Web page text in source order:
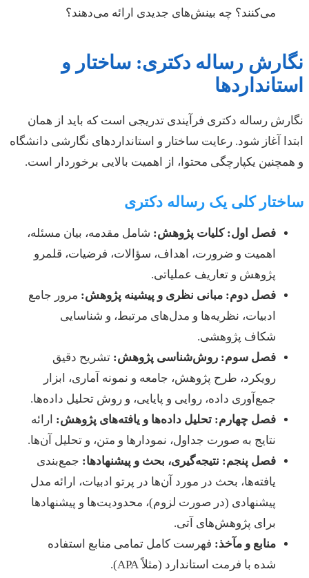
می‌کنند؟ چه بینش‌های جدیدی ارائه می‌دهند؟
نگارش رساله دکتری: ساختار و
استانداردها
نگارش رساله دکتری فرآیندی تدریجی است که باید از همان
ابتدا آغاز شود. رعایت ساختار و استانداردهای نگارشی دانشگاه
و همچنین یکپارچگی محتوا، از اهمیت بالایی برخوردار است.
ساختار کلی یک رساله دکتری
فصل اول: کلیات پژوهش: شامل مقدمه، بیان مسئله،
اهمیت و ضرورت، اهداف، سؤالات، فرضیات، قلمرو
پژوهش و تعاریف عملیاتی.
فصل دوم: مبانی نظری و پیشینه پژوهش: مرور جامع
ادبیات، نظریه‌ها و مدل‌های مرتبط، و شناسایی
شکاف پژوهشی.
فصل سوم: روش‌شناسی پژوهش: تشریح دقیق
رویکرد، طرح پژوهش، جامعه و نمونه آماری، ابزار
جمع‌آوری داده، روایی و پایایی، و روش تحلیل داده‌ها.
فصل چهارم: تحلیل داده‌ها و یافته‌های پژوهش: ارائه
نتایج به صورت جداول، نمودارها و متن، و تحلیل آن‌ها.
فصل پنجم: نتیجه‌گیری، بحث و پیشنهادها: جمع‌بندی
یافته‌ها، بحث در مورد آن‌ها در پرتو ادبیات، ارائه مدل
پیشنهادی (در صورت لزوم)، محدودیت‌ها و پیشنهادها
برای پژوهش‌های آتی.
منابع و مآخذ: فهرست کامل تمامی منابع استفاده
شده با فرمت استاندارد (مثلاً APA).